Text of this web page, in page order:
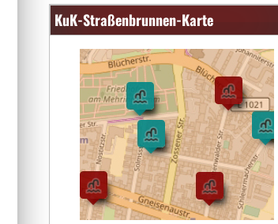
KuK-Straßenbrunnen-Karte